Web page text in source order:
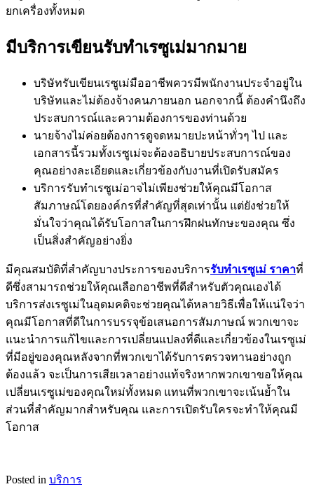
ยกเครื่องทั้งหมด
มีบริการเขียนรับทำเรซูเม่มากมาย
บริษัทรับเขียนเรซูเม่มืออาชีพควรมีพนักงานประจำอยู่ใน
บริษัทและไม่ต้องจ้างคนภายนอก นอกจากนี้ ต้องคำนึงถึง
ประสบการณ์และความต้องการของท่านด้วย
นายจ้างไม่ค่อยต้องการดูจดหมายปะหน้าทั่วๆ ไป และ
เอกสารนี้รวมทั้งเรซูเม่จะต้องอธิบายประสบการณ์ของ
คุณอย่างละเอียดและเกี่ยวข้องกับงานที่เปิดรับสมัคร
บริการรับทำเรซูเม่อาจไม่เพียงช่วยให้คุณมีโอกาส
สัมภาษณ์โดยองค์กรที่สำคัญที่สุดเท่านั้น แต่ยังช่วยให้
มั่นใจว่าคุณได้รับโอกาสในการฝึกฝนทักษะของคุณ ซึ่ง
เป็นสิ่งสำคัญอย่างยิ่ง
มีคุณสมบัติที่สำคัญบางประการของบริการรับทำเรซูเม่ ราคาที่
ดีซึ่งสามารถช่วยให้คุณเลือกอาชีพที่ดีสำหรับตัวคุณเองได้
บริการส่งเรซูเม่ในอุดมคติจะช่วยคุณได้หลายวิธีเพื่อให้แน่ใจว่า
คุณมีโอกาสที่ดีในการบรรจุข้อเสนอการสัมภาษณ์ พวกเขาจะ
แนะนำการแก้ไขและการเปลี่ยนแปลงที่ดีและเกี่ยวข้องในเรซูเม่
ที่มีอยู่ของคุณหลังจากที่พวกเขาได้รับการตรวจทานอย่างถูก
ต้องแล้ว จะเป็นการเสียเวลาอย่างแท้จริงหากพวกเขาขอให้คุณ
เปลี่ยนเรซูเม่ของคุณใหม่ทั้งหมด แทนที่พวกเขาจะเน้นย้ำใน
ส่วนที่สำคัญมากสำหรับคุณ และการเปิดรับใครจะทำให้คุณมี
โอกาส
Posted in บริการ